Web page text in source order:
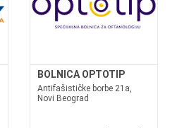
BOLNICA OPTOTIP
Antifašističke borbe 21a,
Novi Beograd